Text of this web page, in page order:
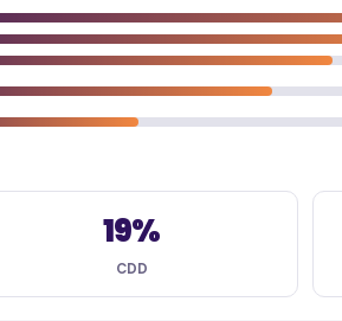
19%
CDD